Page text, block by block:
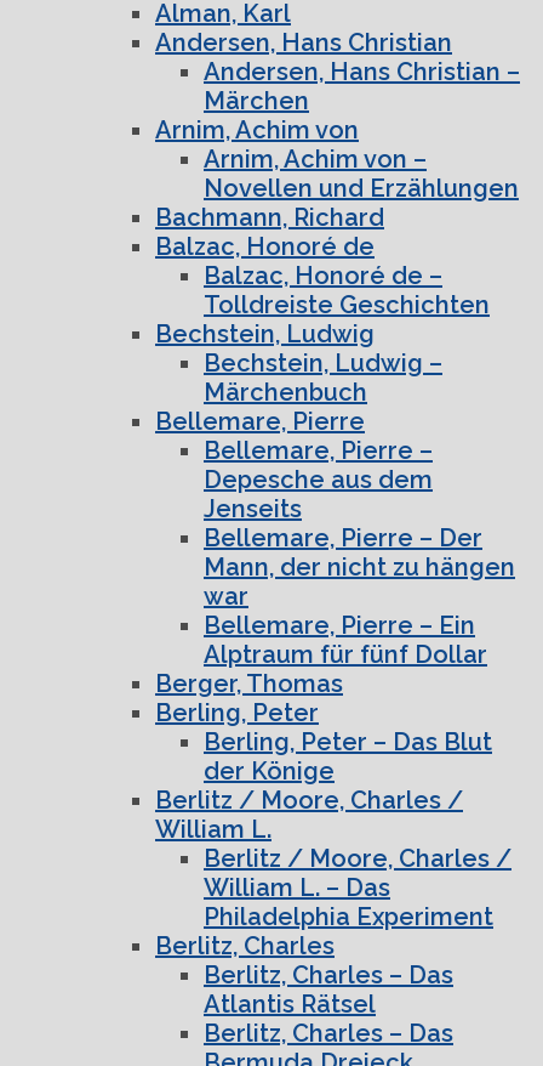
Alman, Karl
Andersen, Hans Christian
Andersen, Hans Christian –
Märchen
Arnim, Achim von
Arnim, Achim von –
Novellen und Erzählungen
Bachmann, Richard
Balzac, Honoré de
Balzac, Honoré de –
Tolldreiste Geschichten
Bechstein, Ludwig
Bechstein, Ludwig –
Märchenbuch
Bellemare, Pierre
Bellemare, Pierre –
Depesche aus dem
Jenseits
Bellemare, Pierre – Der
Mann, der nicht zu hängen
war
Bellemare, Pierre – Ein
Alptraum für fünf Dollar
Berger, Thomas
Berling, Peter
Berling, Peter – Das Blut
der Könige
Berlitz / Moore, Charles /
William L.
Berlitz / Moore, Charles /
William L. – Das
Philadelphia Experiment
Berlitz, Charles
Berlitz, Charles – Das
Atlantis Rätsel
Berlitz, Charles – Das